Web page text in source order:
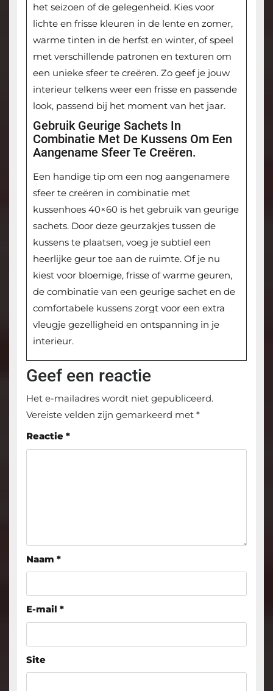
het seizoen of de gelegenheid. Kies voor
lichte en frisse kleuren in de lente en zomer,
warme tinten in de herfst en winter, of speel
met verschillende patronen en texturen om
een unieke sfeer te creëren. Zo geef je jouw
interieur telkens weer een frisse en passende
look, passend bij het moment van het jaar.
Gebruik Geurige Sachets In
Combinatie Met De Kussens Om Een
Aangename Sfeer Te Creëren.
Een handige tip om een nog aangenamere
sfeer te creëren in combinatie met
kussenhoes 40×60 is het gebruik van geurige
sachets. Door deze geurzakjes tussen de
kussens te plaatsen, voeg je subtiel een
heerlijke geur toe aan de ruimte. Of je nu
kiest voor bloemige, frisse of warme geuren,
de combinatie van een geurige sachet en de
comfortabele kussens zorgt voor een extra
vleugje gezelligheid en ontspanning in je
interieur.
Geef een reactie
Het e-mailadres wordt niet gepubliceerd.
Vereiste velden zijn gemarkeerd met *
Reactie *
Naam *
E-mail *
Site